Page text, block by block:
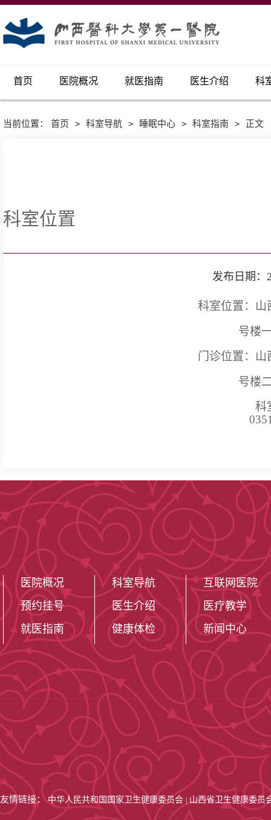
首页 医院概况 就医指南 医生介绍 科
当前位置： 首页 > 科室导航 > 睡眠中心 > 科室指南 > 正文
科室位置
发布日期：
科室位置：山
号楼
门诊位置：山
号楼
科
医院概况
预约挂号
就医指南
科室导航
医生介绍
健康体检
互联网医院
医疗教学
新闻中心
友情链接：中华人民共和国国家卫生健康委员会 山西省卫生健康委员